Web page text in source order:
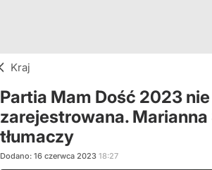
Kraj
Partia Mam Dość 2023 nie
zarejestrowana.
tłumaczy
Dodano: 16 czerwca 2023 18:27